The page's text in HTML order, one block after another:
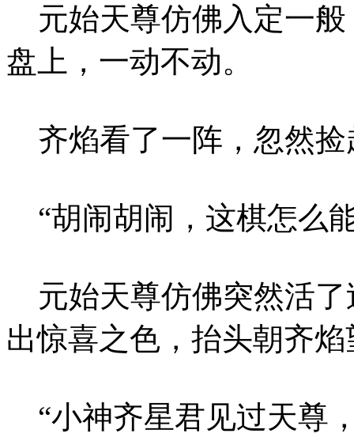
元始天尊仿佛入定一般
盘上，一动不动。
齐焰看了一阵，忽然捡
“胡闹胡闹，这棋怎么
元始天尊仿佛突然活了
出惊喜之色，抬头朝齐焰
“小神齐星君见过天尊